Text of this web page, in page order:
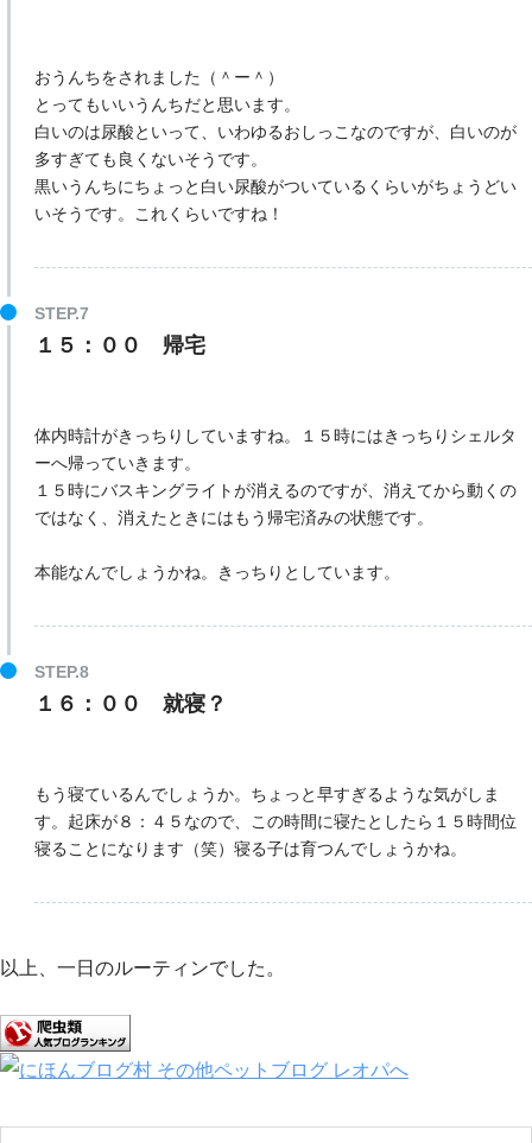
おうんちをされました（＾ー＾）
とってもいいうんちだと思います。
白いのは尿酸といって、いわゆるおしっこなのですが、白いのが
多すぎても良くないそうです。
黒いうんちにちょっと白い尿酸がついているくらいがちょうどい
いそうです。これくらいですね！
１５：００ 帰宅
体内時計がきっちりしていますね。１５時にはきっちりシェルタ
ーへ帰っていきます。
１５時にバスキングライトが消えるのですが、消えてから動くの
ではなく、消えたときにはもう帰宅済みの状態です。
本能なんでしょうかね。きっちりとしています。
１６：００ 就寝？
もう寝ているんでしょうか。ちょっと早すぎるような気がしま
す。起床が８：４５なので、この時間に寝たとしたら１５時間位
寝ることになります（笑）寝る子は育つんでしょうかね。
以上、一日のルーティンでした。